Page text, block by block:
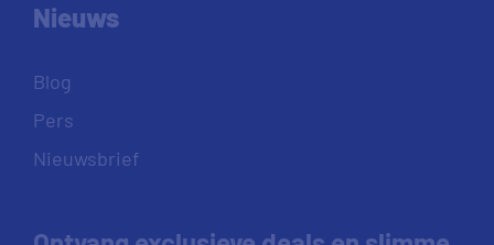
Nieuws
Blog
Pers
Nieuwsbrief